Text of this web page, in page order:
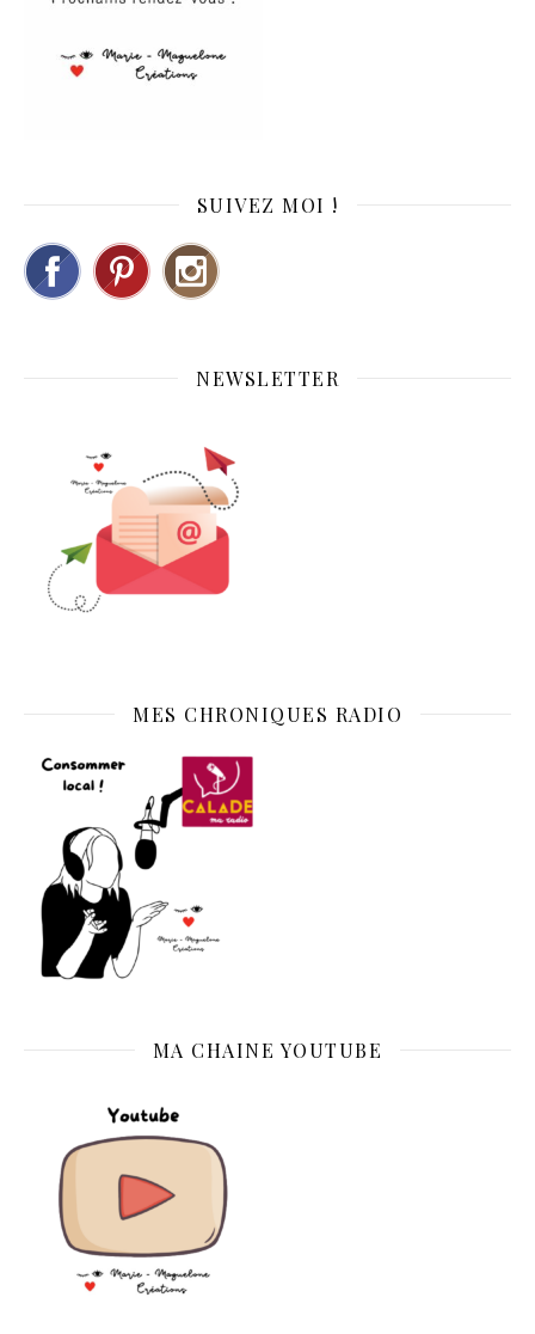
SUIVEZ MOI !
NEWSLETTER
MES CHRONIQUES RADIO
MA CHAINE YOUTUBE